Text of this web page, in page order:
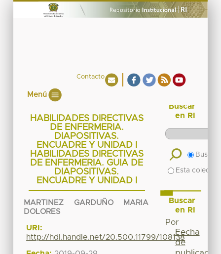
Contacto
Menú
HABILIDADES DIRECTIVAS
DE ENFERMERIA.
DIAPOSITIVAS.
ENCUADRE Y UNIDAD I
HABILIDADES DIRECTIVAS
DE ENFERMERIA. GUIA DE
DIAPOSITIVAS.
ENCUADRE Y UNIDAD I
MARTINEZ GARDUÑO MARIA
DOLORES
URI:
http://hdl.handle.net/20.500.11799/108138
Buscar
en RI
Buscar
Esta
Buscar
en RI
Por
Fecha
de